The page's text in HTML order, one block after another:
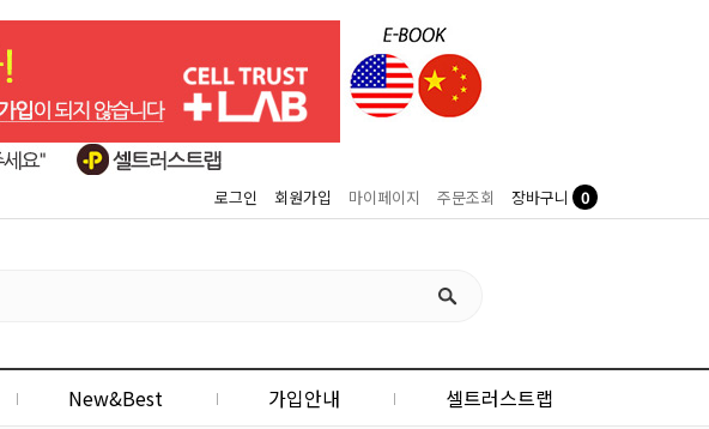
로그인 회원가입 마이페이지 주문조회 장바구니 0
New&Best 가입안내 셀트러스트랩